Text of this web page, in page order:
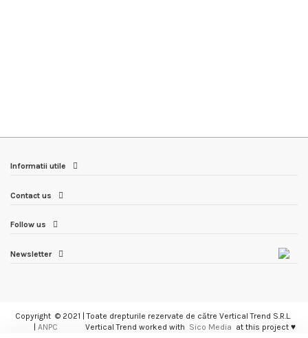
Informatii utile
Contact us
Follow us
Newsletter
Copyright © 2021 | Toate drepturile rezervate de către Vertical Trend S.R.L.
ANPC Vertical Trend worked with Sico Media at this project ♥